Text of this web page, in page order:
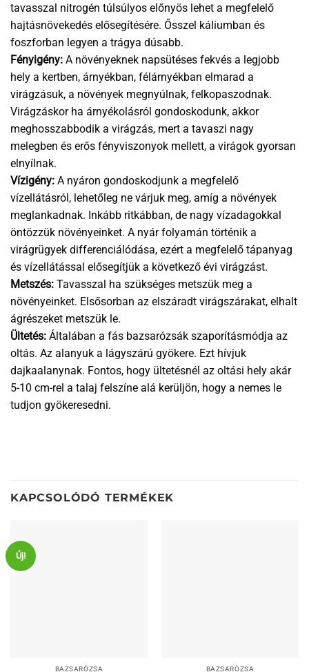
tavasszal nitrogén túlsúlyos előnyös lehet a megfelelő
hajtásnövekedés elősegítésére. Ősszel káliumban és
foszforban legyen a trágya dúsabb.
Fényigény: A növényeknek napsütéses fekvés a legjobb
hely a kertben, árnyékban, félárnyékban elmarad a
virágzásuk, a növények megnyúlnak, felkopaszodnak.
Virágzáskor ha árnyékolásról gondoskodunk, akkor
meghosszabbodik a virágzás, mert a tavaszi nagy
melegben és erős fényviszonyok mellett, a virágok gyorsan
elnyílnak.
Vízigény: A nyáron gondoskodjunk a megfelelő
vízellátásról, lehetőleg ne várjuk meg, amíg a növények
meglankadnak. Inkább ritkábban, de nagy vízadagokkal
öntözzük növényeinket. A nyár folyamán történik a
virágrügyek differenciálódása, ezért a megfelelő tápanyag
és vízellátással elősegítjük a következő évi virágzást.
Metszés: Tavasszal ha szükséges metszük meg a
növényeinket. Elsősorban az elszáradt virágszárakat, elhalt
ágrészeket metszük le.
Ültetés: Általában a fás bazsarózsák szaporításmódja az
oltás. Az alanyuk a lágyszárú gyökere. Ezt hívjuk
dajkaalanynak. Fontos, hogy ültetésnél az oltási hely akár
5-10 cm-rel a talaj felszíne alá kerüljön, hogy a nemes le
tudjon gyökeresedni.
KAPCSOLÓDÓ TERMÉKEK
Új!
BAZSARÓZSA BAZSARÓZSA